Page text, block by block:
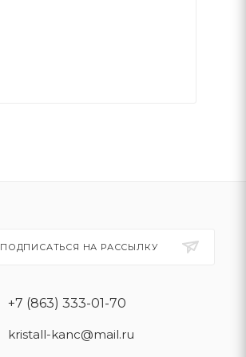
ПОДПИСАТЬСЯ НА РАССЫЛКУ
+7 (863) 333-01-70
kristall-kanc@mail.ru